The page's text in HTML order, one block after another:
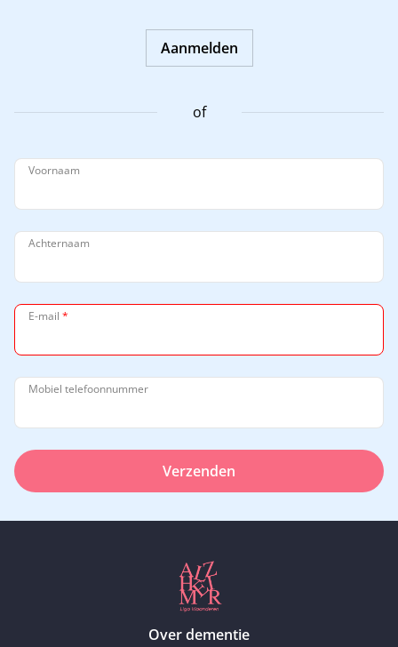
Aanmelden
of
Voornaam
Achternaam
E-mail *
Mobiel telefoonnummer
Verzenden
Over dementie